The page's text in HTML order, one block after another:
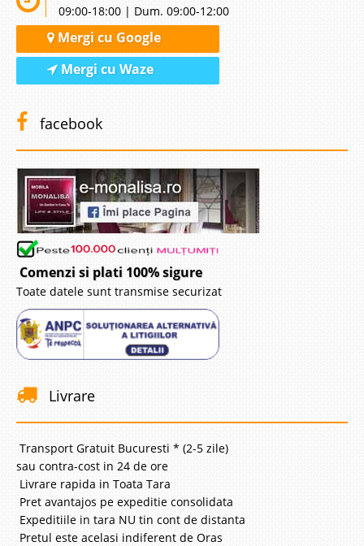
09:00-18:00 | Dum. 09:00-12:00
Mergi cu Google
Mergi cu Waze
facebook
Comenzi si plati 100% sigure
Toate datele sunt transmise securizat
Livrare
Transport Gratuit Bucuresti * (2-5 zile)
sau contra-cost in 24 de ore
Livrare rapida in Toata Tara
Pret avantajos pe expeditie consolidata
Expeditiile in tara NU tin cont de distanta
Pretul este acelasi indiferent de Oras